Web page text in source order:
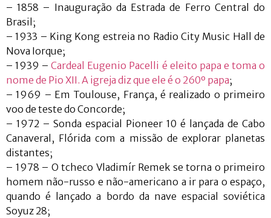
– 1858 – Inauguração da Estrada de Ferro Central do
Brasil;
– 1933 – King Kong estreia no Radio City Music Hall de
Nova Iorque;
– 1939 –Cardeal Eugenio Pacelli é eleito papa e toma o
nome de Pio XII. A igreja diz que ele é o 260º papa;
– 1969 – Em Toulouse, França, é realizado o primeiro
voo de teste do Concorde;
– 1972 – Sonda espacial Pioneer 10 é lançada de Cabo
Canaveral, Flórida com a missão de explorar planetas
distantes;
– 1978 – O tcheco Vladimír Remek se torna o primeiro
homem não-russo e não-americano a ir para o espaço,
quando é lançado a bordo da nave espacial soviética
Soyuz 28;